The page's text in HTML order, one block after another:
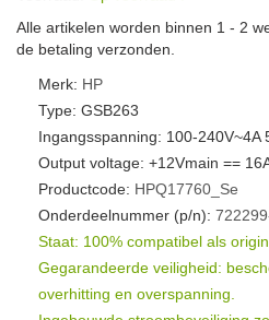
Alle artikelen worden binnen 1 - 2
de betaling verzonden.
Merk: HP
Type: GSB263
Ingangsspanning: 100-240V~4A
Output voltage: +12Vmain ==
Productcode: HPQ17760_Se
Onderdeelnummer (p/n):
Staat: 100% compatibel als
Gegarandeerde veiligheid:
overhitting en overspanning.